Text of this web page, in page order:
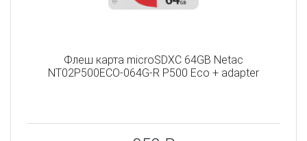
Флеш карта microSDXC 64GB Netac
NT02P500ECO-064G-R P500 Eco + adapter